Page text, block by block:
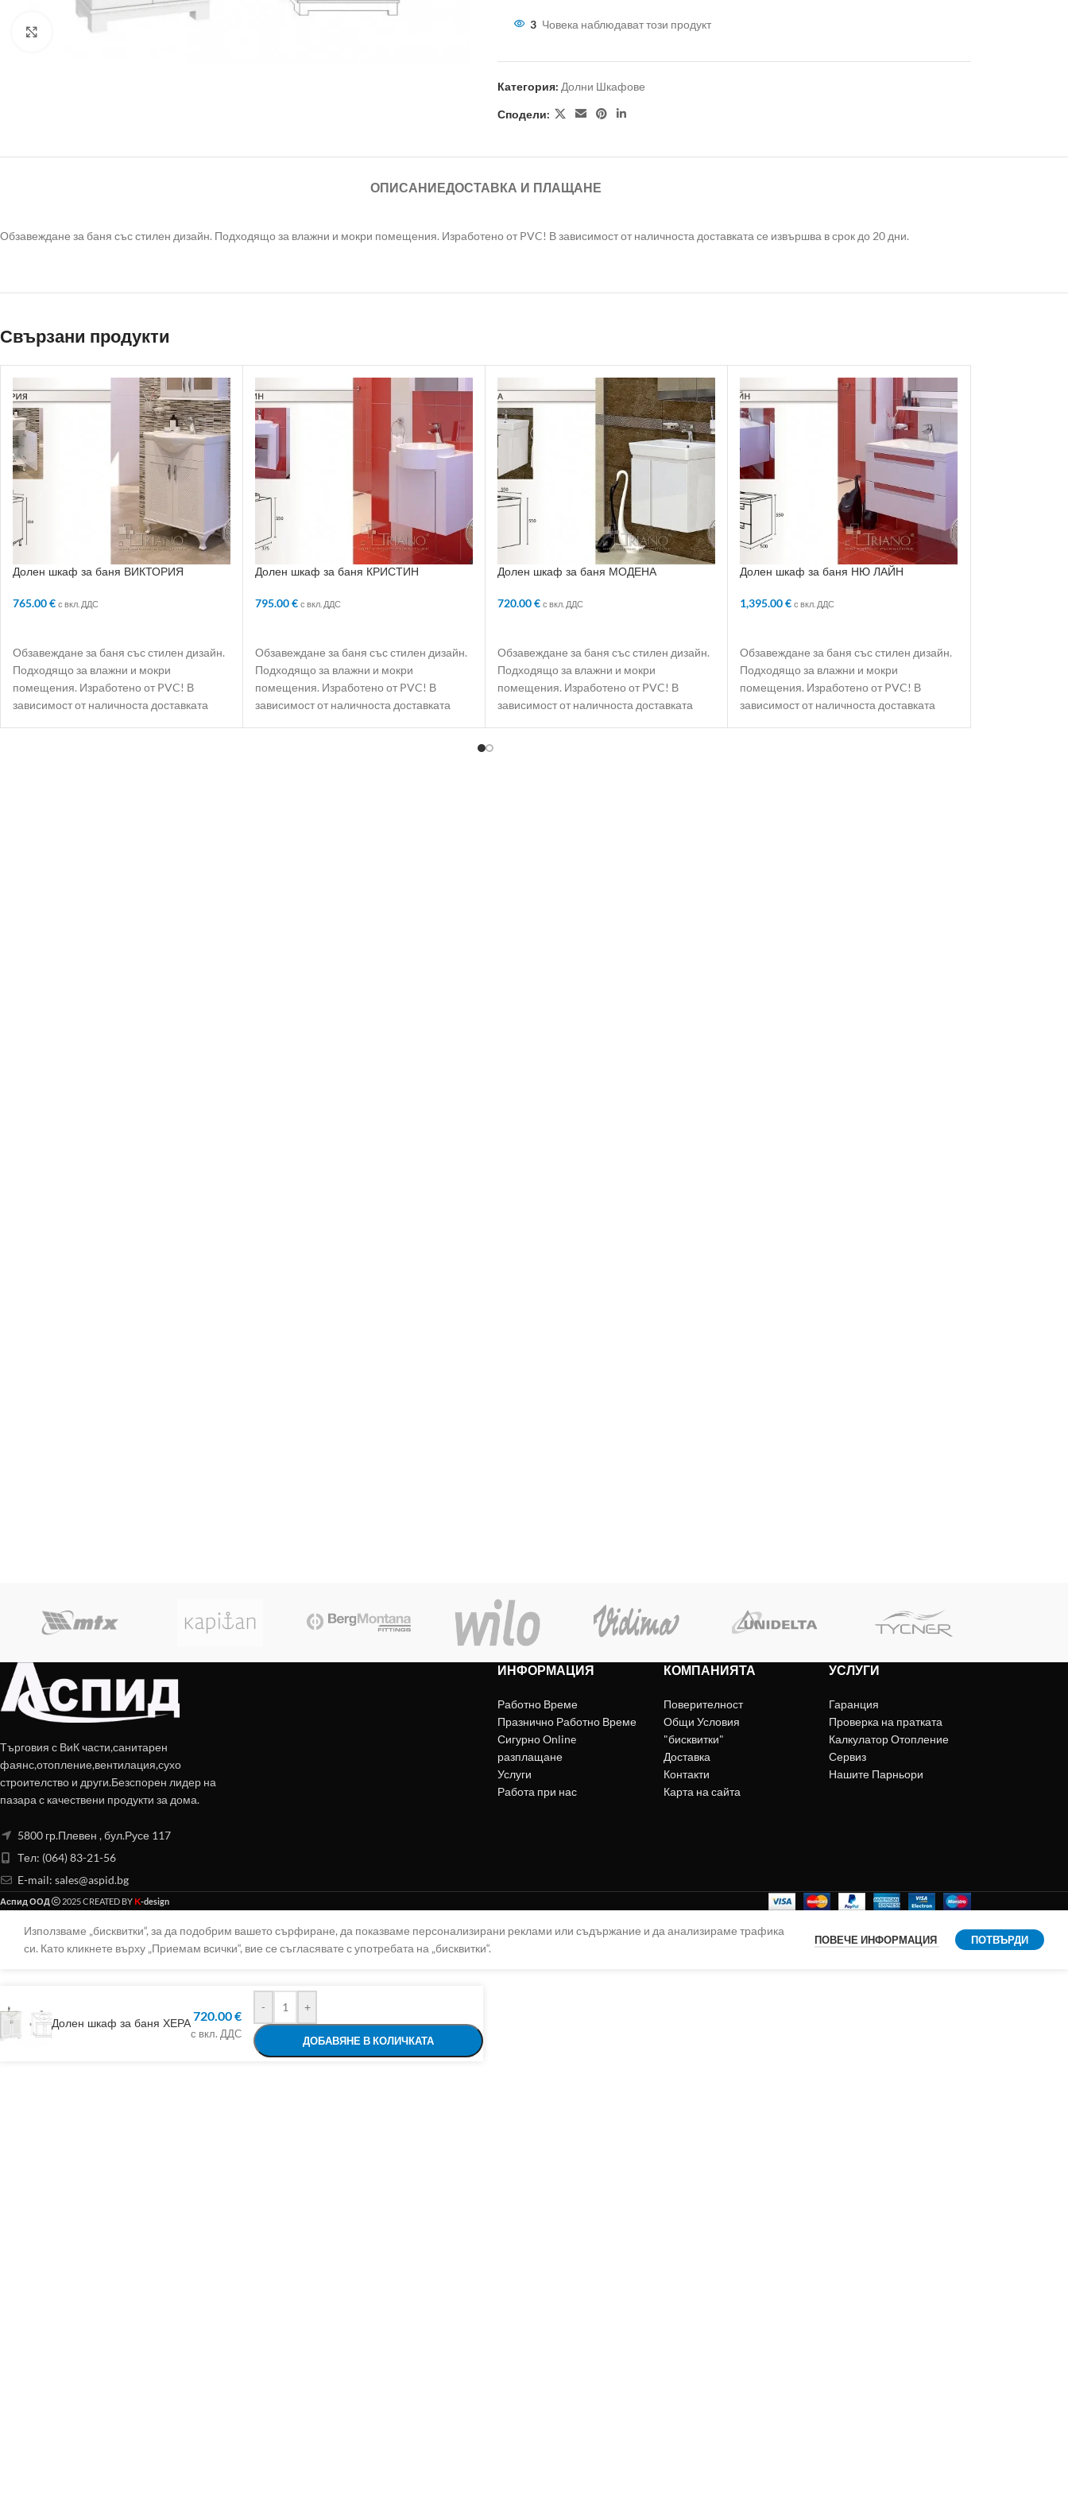
Click to enlarge
3 Човека наблюдават този продукт
Категория: Долни Шкафове
Сподели:
ОПИСАНИЕДОСТАВКА И ПЛАЩАНЕ
Обзавеждане за баня със стилен дизайн. Подходящо за влажни и мокри помещения. Изработено от PVC! В зависимост от наличноста доставката се извършва в срок до 20 дни.
Свързани продукти
Долен шкаф за баня ВИКТОРИЯ
765.00€ с вкл. ДДС
Обзавеждане за баня със стилен дизайн.
Подходящо за влажни и мокри
помещения. Изработено от PVC! В
зависимост от наличноста доставката
Долен шкаф за баня КРИСТИН
795.00€ с вкл. ДДС
Обзавеждане за баня със стилен дизайн.
Подходящо за влажни и мокри
помещения. Изработено от PVC! В
зависимост от наличноста доставката
Долен шкаф за баня МОДЕНА
720.00€ с вкл. ДДС
Обзавеждане за баня със стилен дизайн.
Подходящо за влажни и мокри
помещения. Изработено от PVC! В
зависимост от наличноста доставката
Долен шкаф за баня НЮ ЛАЙН
1,395.00€ с вкл. ДДС
Обзавеждане за баня със стилен дизайн.
Подходящо за влажни и мокри
помещения. Изработено от PVC! В
зависимост от наличноста доставката
Търговия с ВиК части,санитарен
фаянс,отопление,вентилация,сухо
строителство и други.Безспорен лидер на
пазара с качествени продукти за дома.
5800 гр.Плевен , бул.Русе 117
Тел: (064) 83-21-56
E-mail: sales@aspid.bg
ИНФОРМАЦИЯ
Работно Време
Празнично Работно Време
Сигурно Online
разплащане
Услуги
Работа при нас
КОМПАНИЯТА
Поверителност
Общи Условия
"бисквитки"
Доставка
Контакти
Карта на сайта
УСЛУГИ
Гаранция
Проверка на пратката
Калкулатор Отопление
Сервиз
Нашите Парньори
Аспид ООД 2025 CREATED BY K-design
Използваме „бисквитки“, за да подобрим вашето сърфиране, да показваме персонализирани реклами или съдържание и да анализираме трафика
си. Като кликнете върху „Приемам всички“, вие се съгласявате с употребата на „бисквитки“.
ПОВЕЧЕ ИНФОРМАЦИЯ ПОТВЪРДИ
Долен шкаф за баня ХЕРА720.00€
с вкл. ДДС
- +
ДОБАВЯНЕ В КОЛИЧКАТА